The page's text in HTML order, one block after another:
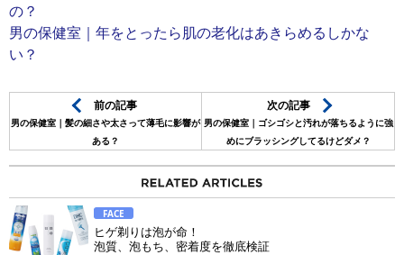
の？
男の保健室｜年をとったら肌の老化はあきらめるしかな
い？
前の記事
男の保健室｜髪の細さや太さって薄毛に影響が
ある？
次の記事
男の保健室｜ゴシゴシと汚れが落ちるように強
めにブラッシングしてるけどダメ？
FACE
ヒゲ剃りは泡が命！
泡質、泡もち、密着度を徹底検証